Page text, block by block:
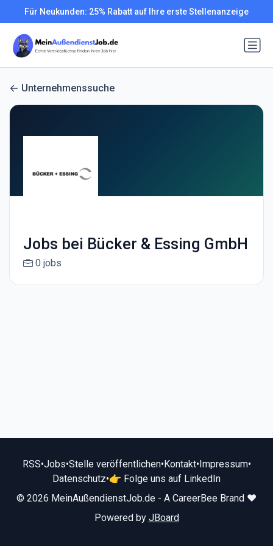
Für Neukunden: 25% Rabatt auf Ihre erste Stellenanzeige
Unternehmenssuche
Jobs bei Bücker & Essing GmbH
0 jobs
RSS•Jobs•Stelle veröffentlichen•Kontakt•Impressum•
Datenschutz•👉 Folge uns auf LinkedIn
© 2026 MeinAußendienstJob.de - A CareerBee Brand ❤️
Powered by JBoard